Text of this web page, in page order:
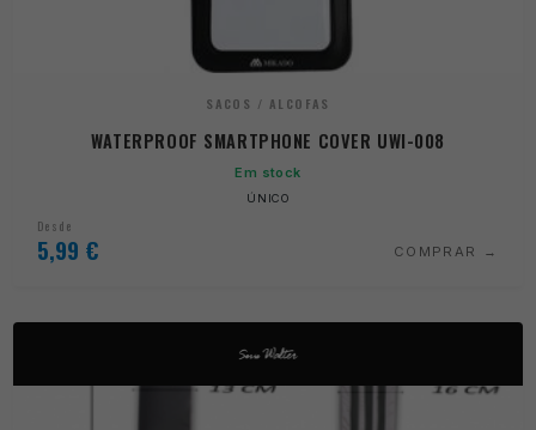
SACOS / ALCOFAS
WATERPROOF SMARTPHONE COVER UWI-008
Em stock
ÚNICO
Desde
5,99 € COMPRAR